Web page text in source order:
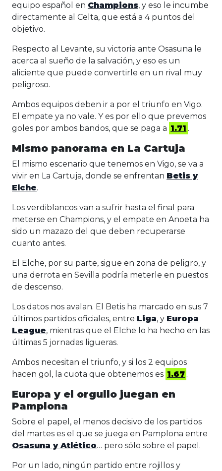
equipo español en Champions, y eso le incumbe
directamente al Celta, que está a 4 puntos del
objetivo.
Respecto al Levante, su victoria ante Osasuna le
acerca al sueño de la salvación, y eso es un
aliciente que puede convertirle en un rival muy
peligroso.
Ambos equipos deben ir a por el triunfo en Vigo.
El empate ya no vale. Y es por ello que prevemos
goles por ambos bandos, que se paga a 1.71 .
Mismo panorama en La Cartuja
El mismo escenario que tenemos en Vigo, se va a
vivir en La Cartuja, donde se enfrentan Betis y
Elche.
Los verdiblancos van a sufrir hasta el final para
meterse en Champions, y el empate en Anoeta ha
sido un mazazo del que deben recuperarse
cuanto antes.
El Elche, por su parte, sigue en zona de peligro, y
una derrota en Sevilla podría meterle en puestos
de descenso.
Los datos nos avalan. El Betis ha marcado en sus 7
últimos partidos oficiales, entre Liga, y Europa
League, mientras que el Elche lo ha hecho en las
últimas 5 jornadas ligueras.
Ambos necesitan el triunfo, y si los 2 equipos
hacen gol, la cuota que obtenemos es 1.67 .
Europa y el orgullo juegan en
Pamplona
Sobre el papel, el menos decisivo de los partidos
del martes es el que se juega en Pamplona entre
Osasuna y Atlético… pero sólo sobre el papel.
Por un lado, ningún partido entre rojillos y